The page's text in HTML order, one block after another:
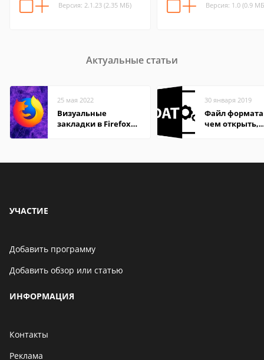
Версия: 2.1.23 (2.35 МБ) Версия: 1.0 (0.9
Актуальные статьи
25 мая 2022
Визуальные
закладки в Firefox
30 января 2019
Файл формата
чем открыть,
УЧАСТИЕ
Добавить программу
Добавить обзор или статью
ИНФОРМАЦИЯ
Контакты
Реклама